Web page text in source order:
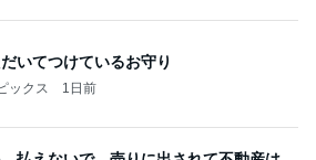
いてつけているお守り
ックス 1日前